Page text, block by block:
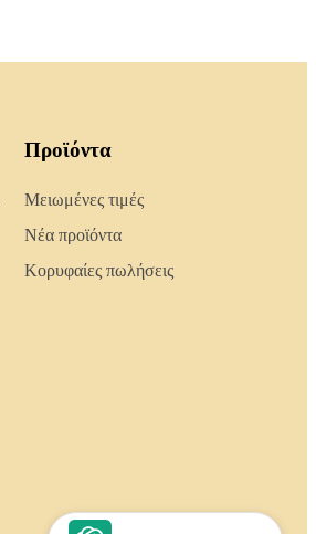
Προϊόντα
Μειωμένες τιμές
Νέα προϊόντα
Κορυφαίες πωλήσεις